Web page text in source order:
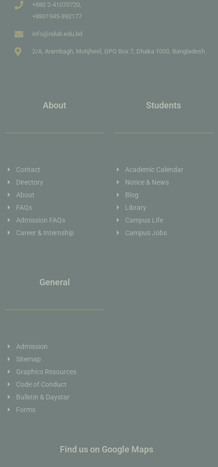
+880 2-41070720,
+8801945-892177
info@ndub.edu.bd
2/A, Arambagh, Motijheel, GPO Box 7, Dhaka 1000, Bangladesh
About
Contact
Directory
About
FAQs
Admission FAQs
Career & Internship
Students
Academic Calendar
Notice & News
Blog
Library
Campus Life
Campus Jobs
General
Admission
Sitemap
Graphics Resources
Code of Conduct
Bulletin & Daystar
Forms
Find us on Google Maps